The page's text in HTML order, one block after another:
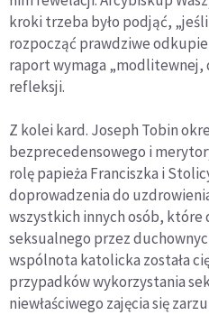
kroki trzeba było podjąć,
rozpocząć prawdziwe
raport wymaga „modlitewnej,
refleksji.
Z kolei kard. Joseph Tobin
bezprecedensowego i
rolę papieża Franciszka i
doprowadzenia do
wszystkich innych osób, które
seksualnego przez
wspólnota katolicka została
przypadków wykorzystania
niewłaściwego zajęcia się